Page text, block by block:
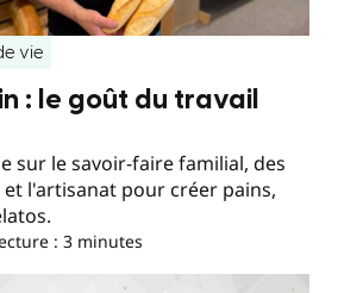
vie
: le goût du travail
sur le savoir-faire familial, des
l'artisanat pour créer pains,
: 3 minutes